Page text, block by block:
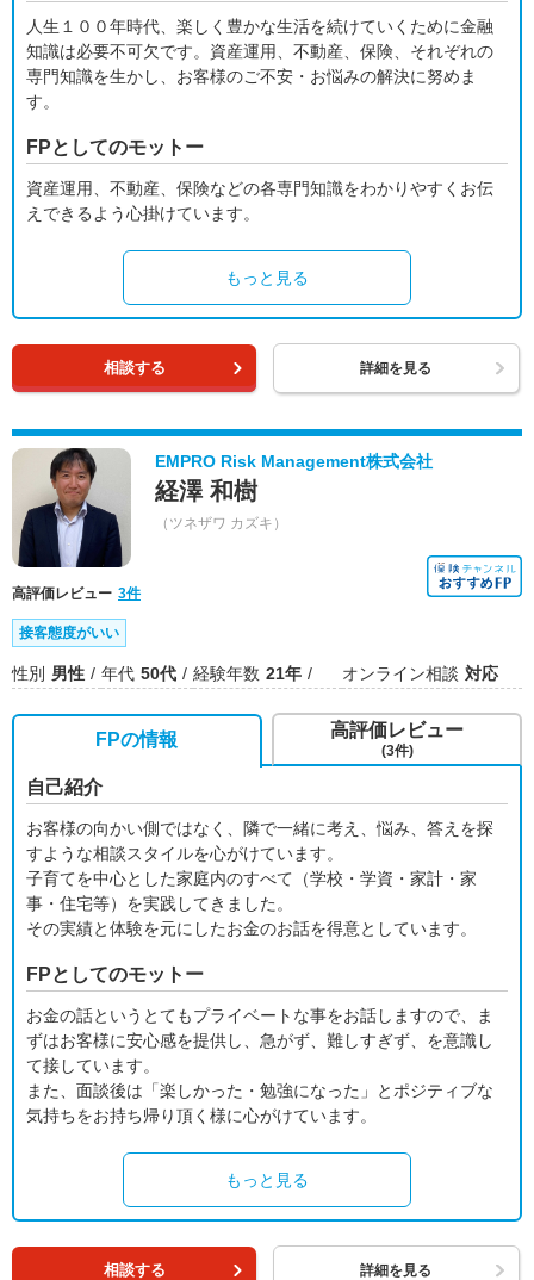
人生１００年時代、楽しく豊かな生活を続けていくために金融
知識は必要不可欠です。資産運用、不動産、保険、それぞれの
専門知識を生かし、お客様のご不安・お悩みの解決に努めま
す。
FPとしてのモットー
資産運用、不動産、保険などの各専門知識をわかりやすくお伝
えできるよう心掛けています。
もっと見る
相談する 詳細を見る
EMPRO Risk Management株式会社
経澤 和樹
（ツネザワ カズキ）
高評価レビュー 3件
接客態度がいい
性別 男性 年代 50代 経験年数 21年 オンライン相談 対応
FPの情報
自己紹介
お客様の向かい側ではなく、隣で一緒に考え、悩み、答えを探
すような相談スタイルを心がけています。
子育てを中心とした家庭内のすべて（学校・学資・家計・家
事・住宅等）を実践してきました。
その実績と体験を元にしたお金のお話を得意としています。
FPとしてのモットー
お金の話というとてもプライベートな事をお話しますので、ま
ずはお客様に安心感を提供し、急がず、難しすぎず、を意識し
て接しています。
また、面談後は「楽しかった・勉強になった」とポジティブな
気持ちをお持ち帰り頂く様に心がけています。
もっと見る
高評価レビュー
(3件)
相談する 詳細を見る